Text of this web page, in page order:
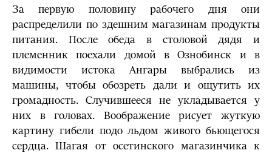
За первую половину рабочего дня они
распределили по здешним магазинам продукты
питания. После обеда в столовой дядя и
племенник поехали домой в Ознобинск и в
видимости истока Ангары выбрались из
машины, чтобы обозреть дали и ощутить их
громадность. Случившееся не укладывается у
них в головах. Воображение рисует жуткую
картину гибели подо льдом живого бьющегося
сердца. Шагая от осетинского магазинчика к